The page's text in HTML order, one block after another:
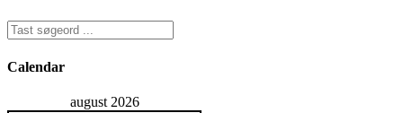
Calendar
august 2026